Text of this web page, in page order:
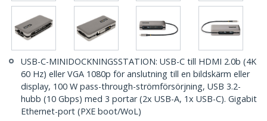
USB-C-MINIDOCKNINGSSTATION: USB-C till HDMI 2.0b (4K
60 Hz) eller VGA 1080p för anslutning till en bildskärm eller
display, 100 W pass-through-strömförsörjning, USB 3.2-
hubb (10 Gbps) med 3 portar (2x USB-A, 1x USB-C). Gigabit
Ethernet-port (PXE boot/WoL)